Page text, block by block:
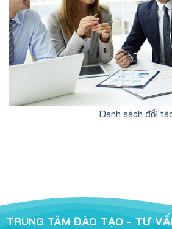
Danh sách đối
TRUNG TÂM ĐÀO TẠO - TƯ